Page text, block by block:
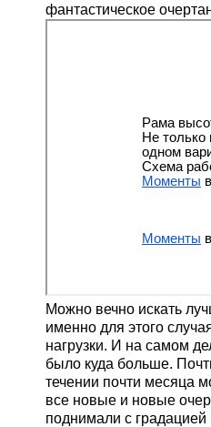
фантастическое
Можно вечно искать
именно для этого
нагрузки. И на самом
было куда больше.
течении почти месяца
все новые и новые
поднимали с